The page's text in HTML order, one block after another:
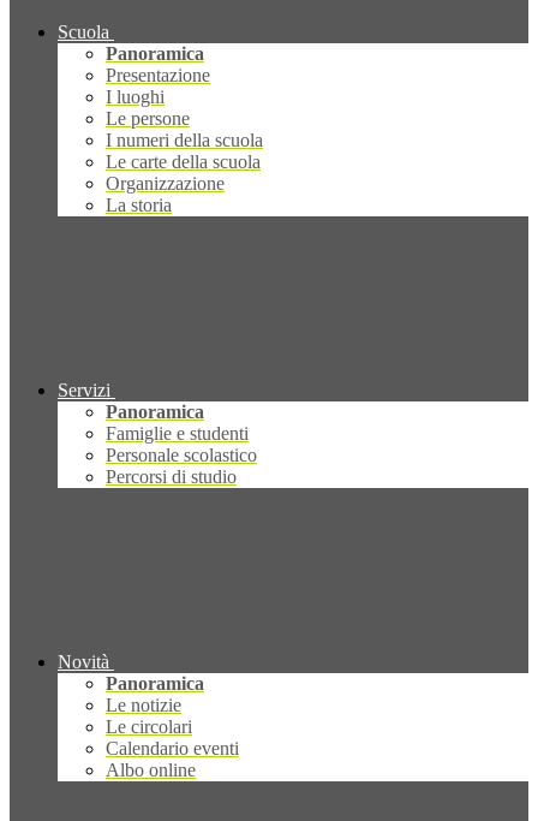
Scuola
Panoramica
Presentazione
I luoghi
Le persone
I numeri della scuola
Le carte della scuola
Organizzazione
La storia
Servizi
Panoramica
Famiglie e studenti
Personale scolastico
Percorsi di studio
Novità
Panoramica
Le notizie
Le circolari
Calendario eventi
Albo online